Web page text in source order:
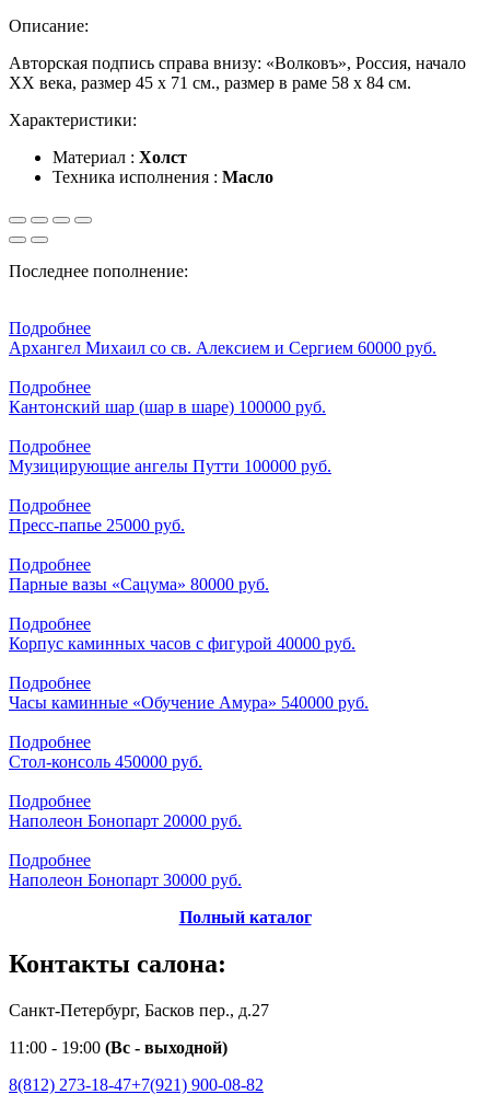
Описание:
Авторская подпись справа внизу: «Волковъ», Россия, начало
XX века, размер 45 х 71 см., размер в раме 58 х 84 см.
Характеристики:
Материал : Холст
Техника исполнения : Масло
Последнее пополнение:
Подробнее
Архангел Михаил со св. Алексием и Сергием 60000 руб.
Подробнее
Кантонский шар (шар в шаре) 100000 руб.
Подробнее
Музицирующие ангелы Путти 100000 руб.
Подробнее
Пресс-папье 25000 руб.
Подробнее
Парные вазы «Сацума» 80000 руб.
Подробнее
Корпус каминных часов с фигурой 40000 руб.
Подробнее
Часы каминные «Обучение Амура» 540000 руб.
Подробнее
Стол-консоль 450000 руб.
Подробнее
Наполеон Бонопарт 20000 руб.
Подробнее
Наполеон Бонопарт 30000 руб.
Полный каталог
Контакты салона:
Санкт-Петербург, Басков пер., д.27
11:00 - 19:00 (Вс - выходной)
8(812) 273-18-47+7(921) 900-08-82